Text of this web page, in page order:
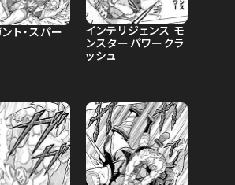
ト・スパー
インテリジェンス モ
ンスターパワークラ
ッシュ